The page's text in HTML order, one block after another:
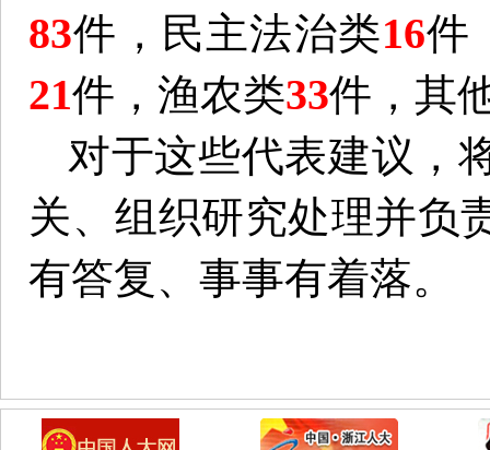
83件，民主法治类16件
21件，渔农类33件，其
对于这些代表建议，
关、组织研究处理并负
有答复、事事有着落。